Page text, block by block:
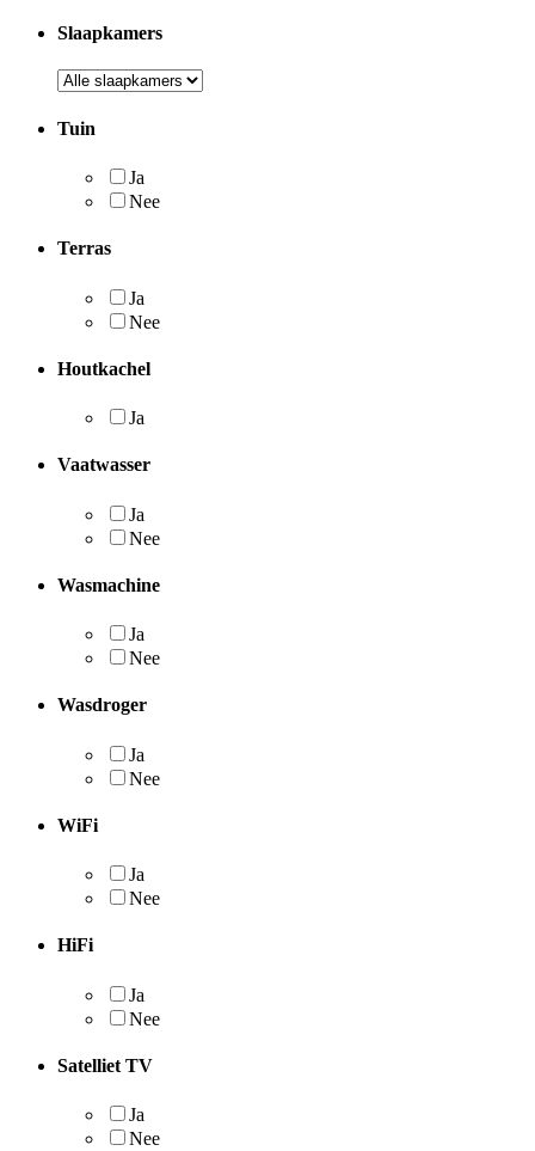
Slaapkamers
Tuin
Ja
Nee
Terras
Ja
Nee
Houtkachel
Ja
Vaatwasser
Ja
Nee
Wasmachine
Ja
Nee
Wasdroger
Ja
Nee
WiFi
Ja
Nee
HiFi
Ja
Nee
Satelliet TV
Ja
Nee